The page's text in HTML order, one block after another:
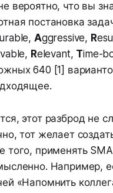
вероятно, что вы
постановка
Aggressive, R
Relevant, Time-
640 [1]
этот разброд не
тот желает
того, применять
Например,
«Напомнить